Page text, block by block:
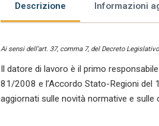
Descrizione Informazioni
Ai sensi dell’art. 37, comma 7, del Decreto
Il datore di lavoro è il primo
81/2008 e l’Accordo Stato-Regioni del
aggiornati sulle novità normative e